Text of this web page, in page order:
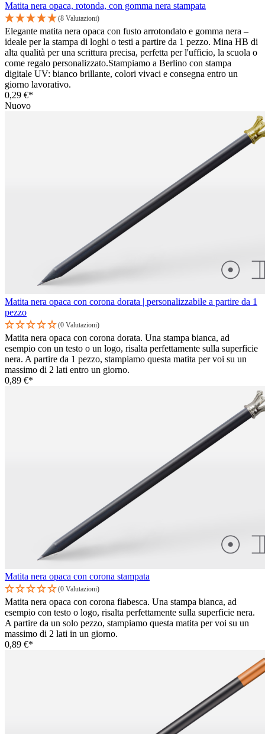
Matita nera opaca, rotonda, con gomma nera stampata
(8 Valutazioni)
Elegante matita nera opaca con fusto arrotondato e gomma nera –
ideale per la stampa di loghi o testi a partire da 1 pezzo. Mina HB di
alta qualità per una scrittura precisa, perfetta per l'ufficio, la scuola o
come regalo personalizzato.Stampiamo a Berlino con stampa
digitale UV: bianco brillante, colori vivaci e consegna entro un
giorno lavorativo.
0,29 €*
Nuovo
Matita nera opaca con corona dorata | personalizzabile a partire da 1
pezzo
(0 Valutazioni)
Matita nera opaca con corona dorata. Una stampa bianca, ad
esempio con un testo o un logo, risalta perfettamente sulla superficie
nera. A partire da 1 pezzo, stampiamo questa matita per voi su un
massimo di 2 lati entro un giorno.
0,89 €*
Matita nera opaca con corona stampata
(0 Valutazioni)
Matita nera opaca con corona fiabesca. Una stampa bianca, ad
esempio con testo o logo, risalta perfettamente sulla superficie nera.
A partire da un solo pezzo, stampiamo questa matita per voi su un
massimo di 2 lati in un giorno.
0,89 €*